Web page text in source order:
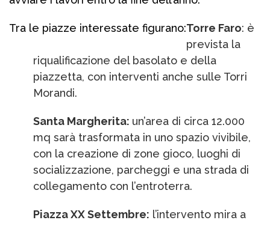
Tra le piazze interessate figurano:Torre Faro: è
prevista la
riqualificazione del basolato e della
piazzetta, con interventi anche sulle Torri
Morandi.
Santa Margherita: un’area di circa 12.000
mq sarà trasformata in uno spazio vivibile,
con la creazione di zone gioco, luoghi di
socializzazione, parcheggi e una strada di
collegamento con l’entroterra.
Piazza XX Settembre: l’intervento mira a